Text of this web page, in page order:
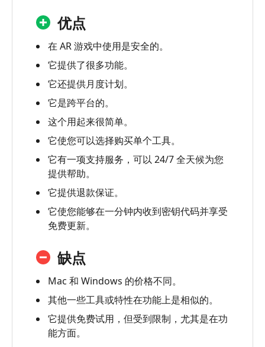
是
Dr.Fone
虚
位
置
Dr.Fone
位
置
审
查
的
见
问
题
优点
在 AR 游戏中使用是安全的。
它提供了很多功能。
它还提供月度计划。
它是跨平台的。
这个用起来很简单。
它使您可以选择购买单个工具。
它有一项支持服务，可以 24/7 全天候为您
提供帮助。
它提供退款保证。
它使您能够在一分钟内收到密钥代码并享受
免费更新。
缺点
Mac 和 Windows 的价格不同。
其他一些工具或特性在功能上是相似的。
它提供免费试用，但受到限制，尤其是在功
能方面。